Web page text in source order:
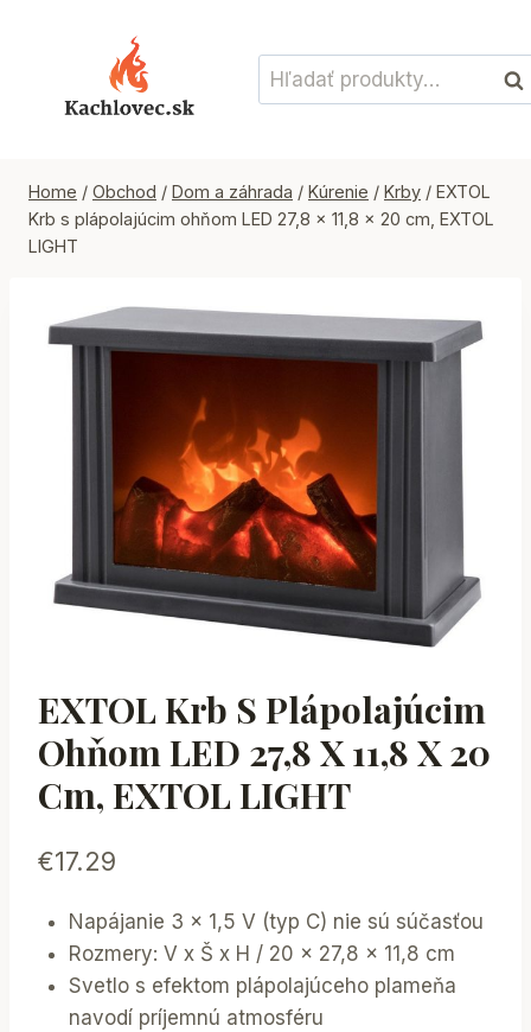
Hľadať:
Home / Obchod / Dom a záhrada / Kúrenie / Krby / EXTOL
Krb s plápolajúcim ohňom LED 27,8 x 11,8 x 20 cm, EXTOL
LIGHT
EXTOL Krb S Plápolajúcim
Ohňom LED 27,8 X 11,8 X 20
Cm, EXTOL LIGHT
€17.29
Napájanie 3 x 1,5 V (typ C) nie sú súčasťou
Rozmery: V x Š x H / 20 x 27,8 x 11,8 cm
Svetlo s efektom plápolajúceho plameňa
navodí príjemnú atmosféru